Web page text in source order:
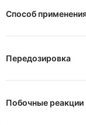
Способ
Передозировка
Побочные реакции